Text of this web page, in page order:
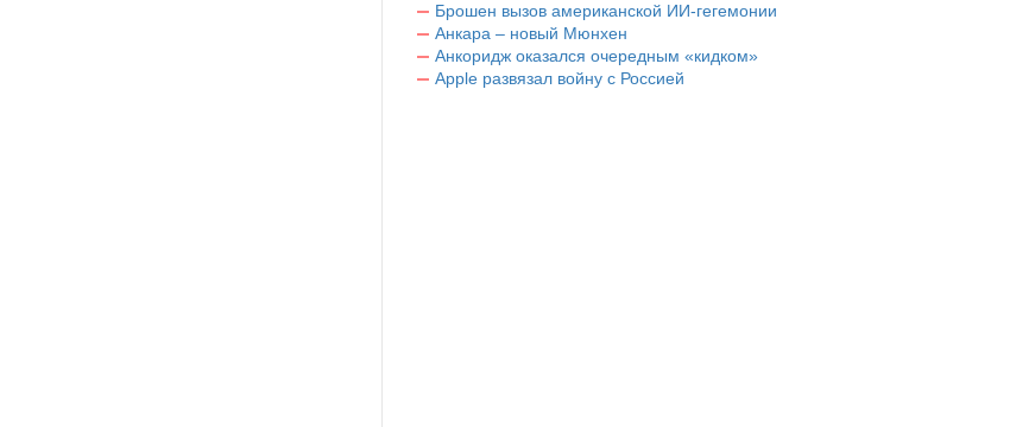
Брошен вызов американской ИИ-гегемонии
Анкара – новый Мюнхен
Анкоридж оказался очередным «кидком»
Apple развязал войну с Россией